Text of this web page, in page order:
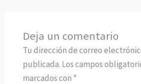
Deja un comentario
Tu dirección de correo
publicada. Los campos
marcados con *